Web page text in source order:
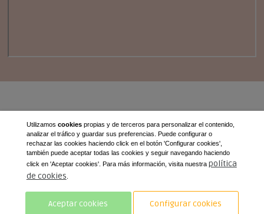
933877908 - 618898747
miasa@caldereriamiasa.com
Manufacturas Industriales del Acero SL
Avís legal i política de privadesa
Utilizamos cookiespropias y de terceros para personalizar el contenido,
analizar el tráfico y guardar sus preferencias. Puede configurar o
rechazar las cookies haciendo click en el botón 'Configurar cookies',
también puede aceptar todas las cookies y seguir navegando haciendo
click en 'Aceptar cookies'. Para más información, visita nuestra política
de cookies
Aceptar cookies Configurar cookies